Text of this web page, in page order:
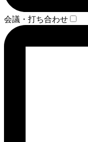
会議・打ち合わせ